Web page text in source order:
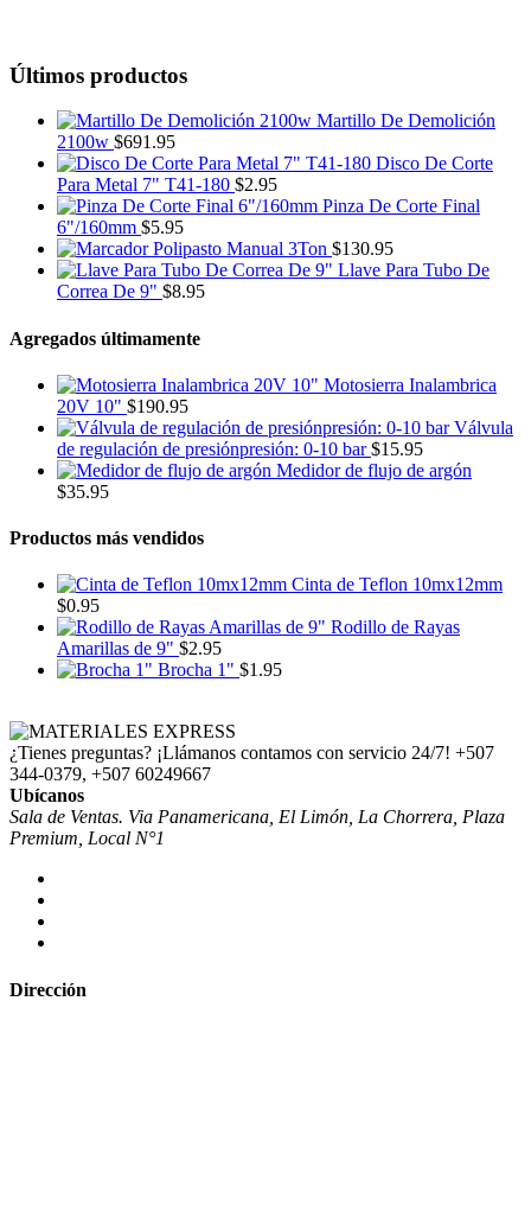
Últimos productos
Martillo De Demolición
2100w $691.95
Disco De Corte
Para Metal 7" T41-180 $2.95
Pinza De Corte Final
6"/160mm $5.95
Polipasto Manual 3Ton $130.95
Llave Para Tubo De
Correa De 9" $8.95
Agregados últimamente
Motosierra Inalambrica
20V 10" $190.95
Válvula
de regulación de presiónpresión: 0-10 bar $15.95
Medidor de flujo de argón
$35.95
Productos más vendidos
Cinta de Teflon 10mx12mm
$0.95
Rodillo de Rayas
Amarillas de 9" $2.95
Brocha 1" $1.95
¿Tienes preguntas? ¡Llámanos contamos con servicio 24/7! +507
344-0379, +507 60249667
Ubícanos
Sala de Ventas. Via Panamericana, El Limón, La Chorrera, Plaza
Premium, Local N°1
Dirección